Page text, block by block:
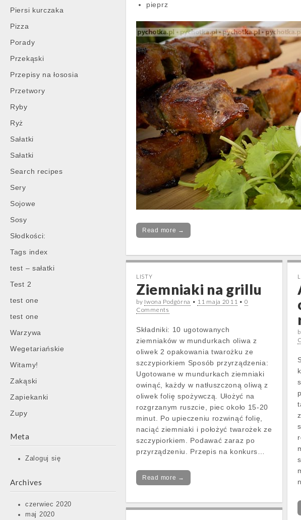
Piersi kurczaka
Pizza
Porady
Przekąski
Przepisy na łososia
Przetwory
Ryby
Ryż
Sałatki
Sałatki
Search recipes
Sery
Sojowe
Sosy
Słodkości:
Tags index
test – sałatki
Test 2
test one
test one
Warzywa
Wegetariańskie
Witamy!
Zakąski
Zapiekanki
Zupy
Meta
Zaloguj się
Archives
czerwiec 2020
maj 2020
pieprz
Read more →
LISTY
Ziemniaki na grillu
by Iwona Podgórna • 11 maja 2011 • 0
Comments
Składniki: 10 ugotowanych
ziemniaków w mundurkach oliwa z
oliwek 2 opakowania twarożku ze
szczypiorkiem Sposób przyrządzenia:
Ugotowane w mundurkach ziemniaki
owinąć, każdy w natłuszczoną oliwą z
oliwek folię spożywczą. Ułożyć na
rozgrzanym ruszcie, piec około 15-20
minut. Po upieczeniu rozwinąć folię,
naciąć ziemniaki i położyć twarożek ze
szczypiorkiem. Podawać zaraz po
przyrządzeniu. Przepis na konkurs…
Read more →